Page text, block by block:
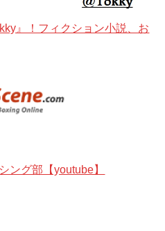
』！フィクション小説、お
ング部【youtube】